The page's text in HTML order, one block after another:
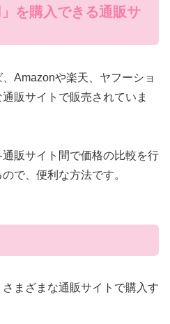
」を購入できる通販サ
Amazonや楽天、ヤフーショ
販サイトで販売されていま
通販サイト間で価格の比較を行
で、便利な方法です。
さまざまな通販サイトで購入す